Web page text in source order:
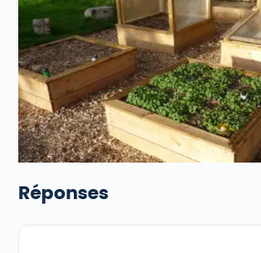
Réponses